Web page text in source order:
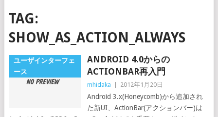
TAG:
SHOW_AS_ACTION_ALWAYS
ユーザインターフェ
ース
ANDROID 4.0からの
ACTIONBAR再入門
mhidaka 2012年1月20日
Android 3.x(Honeycomb)から追加され
た新UI、ActionBar(アクションバー)は